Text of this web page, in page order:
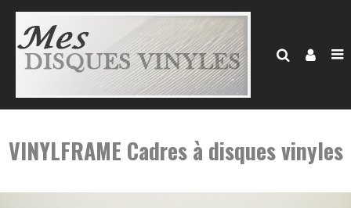
VINYLFRAME Cadres à disques vinyles